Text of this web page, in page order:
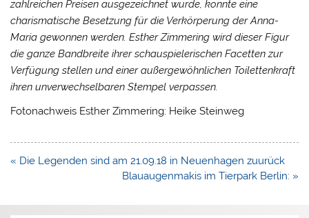
zahlreichen Preisen ausgezeichnet wurde, konnte eine
charismatische Besetzung für die Verkörperung der Anna-
Maria gewonnen werden. Esther Zimmering wird dieser Figur
die ganze Bandbreite ihrer schauspielerischen Facetten zur
Verfügung stellen und einer außergewöhnlichen Toilettenkraft
ihren unverwechselbaren Stempel verpassen.
Fotonachweis Esther Zimmering: Heike Steinweg
Beitragsnavigation
« Die Legenden sind am 21.09.18 in Neuenhagen zuurück
Blauaugenmakis im Tierpark Berlin: »